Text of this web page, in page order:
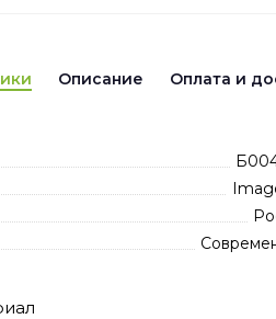
Описание Оплата и